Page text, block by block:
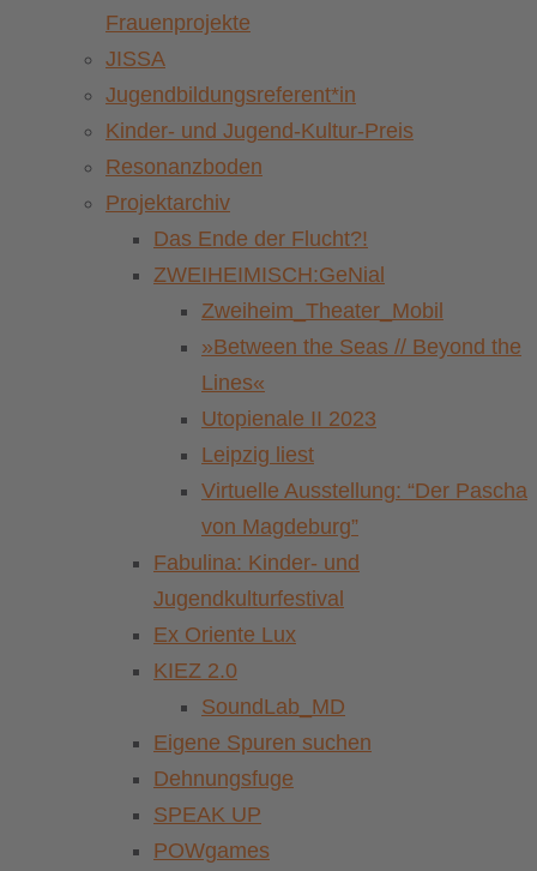
Frauenprojekte
JISSA
Jugendbildungsreferent*in
Kinder- und Jugend-Kultur-Preis
Resonanzboden
Projektarchiv
Das Ende der Flucht?!
ZWEIHEIMISCH:GeNial
Zweiheim_Theater_Mobil
»Between the Seas // Beyond the
Lines«
Utopienale II 2023
Leipzig liest
Virtuelle Ausstellung: “Der Pascha
von Magdeburg”
Fabulina: Kinder- und
Jugendkulturfestival
Ex Oriente Lux
KIEZ 2.0
SoundLab_MD
Eigene Spuren suchen
Dehnungsfuge
SPEAK UP
POWgames